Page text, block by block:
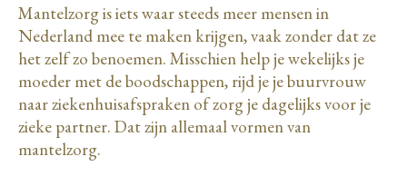
Mantelzorg is iets waar steeds meer mensen in
Nederland mee te maken krijgen, vaak zonder dat ze
het zelf zo benoemen. Misschien help je wekelijks je
moeder met de boodschappen, rijd je je buurvrouw
naar ziekenhuisafspraken of zorg je dagelijks voor je
zieke partner. Dat zijn allemaal vormen van
mantelzorg.